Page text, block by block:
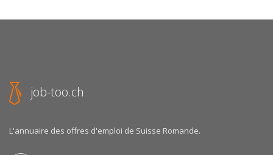
job-too.ch
L'annuaire des offres d'emploi de Suisse Romande.